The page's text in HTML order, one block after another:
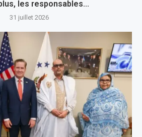
les responsables...
31 juillet 2026